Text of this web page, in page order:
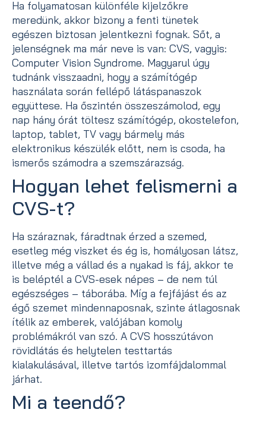
Ha folyamatosan különféle kijelzőkre
meredünk, akkor bizony a fenti tünetek
egészen biztosan jelentkezni fognak. Sőt, a
jelenségnek ma már neve is van: CVS, vagyis:
Computer Vision Syndrome. Magyarul úgy
tudnánk visszaadni, hogy a számítógép
használata során fellépő látáspanaszok
együttese. Ha őszintén összeszámolod, egy
nap hány órát töltesz számítógép, okostelefon,
laptop, tablet, TV vagy bármely más
elektronikus készülék előtt, nem is csoda, ha
ismerős számodra a szemszárazság.
Hogyan lehet felismerni a
CVS-t?
Ha száraznak, fáradtnak érzed a szemed,
esetleg még viszket és ég is, homályosan látsz,
illetve még a vállad és a nyakad is fáj, akkor te
is beléptél a CVS-esek népes – de nem túl
egészséges – táborába. Míg a fejfájást és az
égő szemet mindennaposnak, szinte átlagosnak
ítélik az emberek, valójában komoly
problémákról van szó. A CVS hosszútávon
rövidlátás és helytelen testtartás
kialakulásával, illetve tartós izomfájdalommal
járhat.
Mi a teendő?